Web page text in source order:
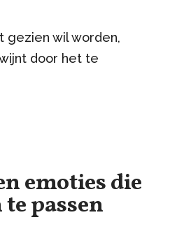
gezien wil worden,
door het te
emoties die
passen